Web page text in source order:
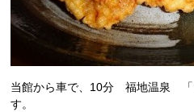
当館から車で、10分 福地温泉
す。